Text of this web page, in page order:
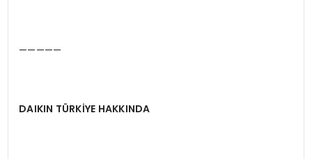
—————
DAIKIN TÜRKİYE HAKKINDA